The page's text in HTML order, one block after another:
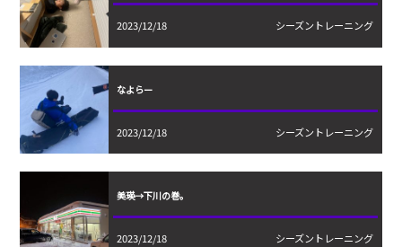
2023/12/18 シーズントレーニング
なよらー
2023/12/18 シーズントレーニング
美瑛→下川の巻。
2023/12/18 シーズントレーニング